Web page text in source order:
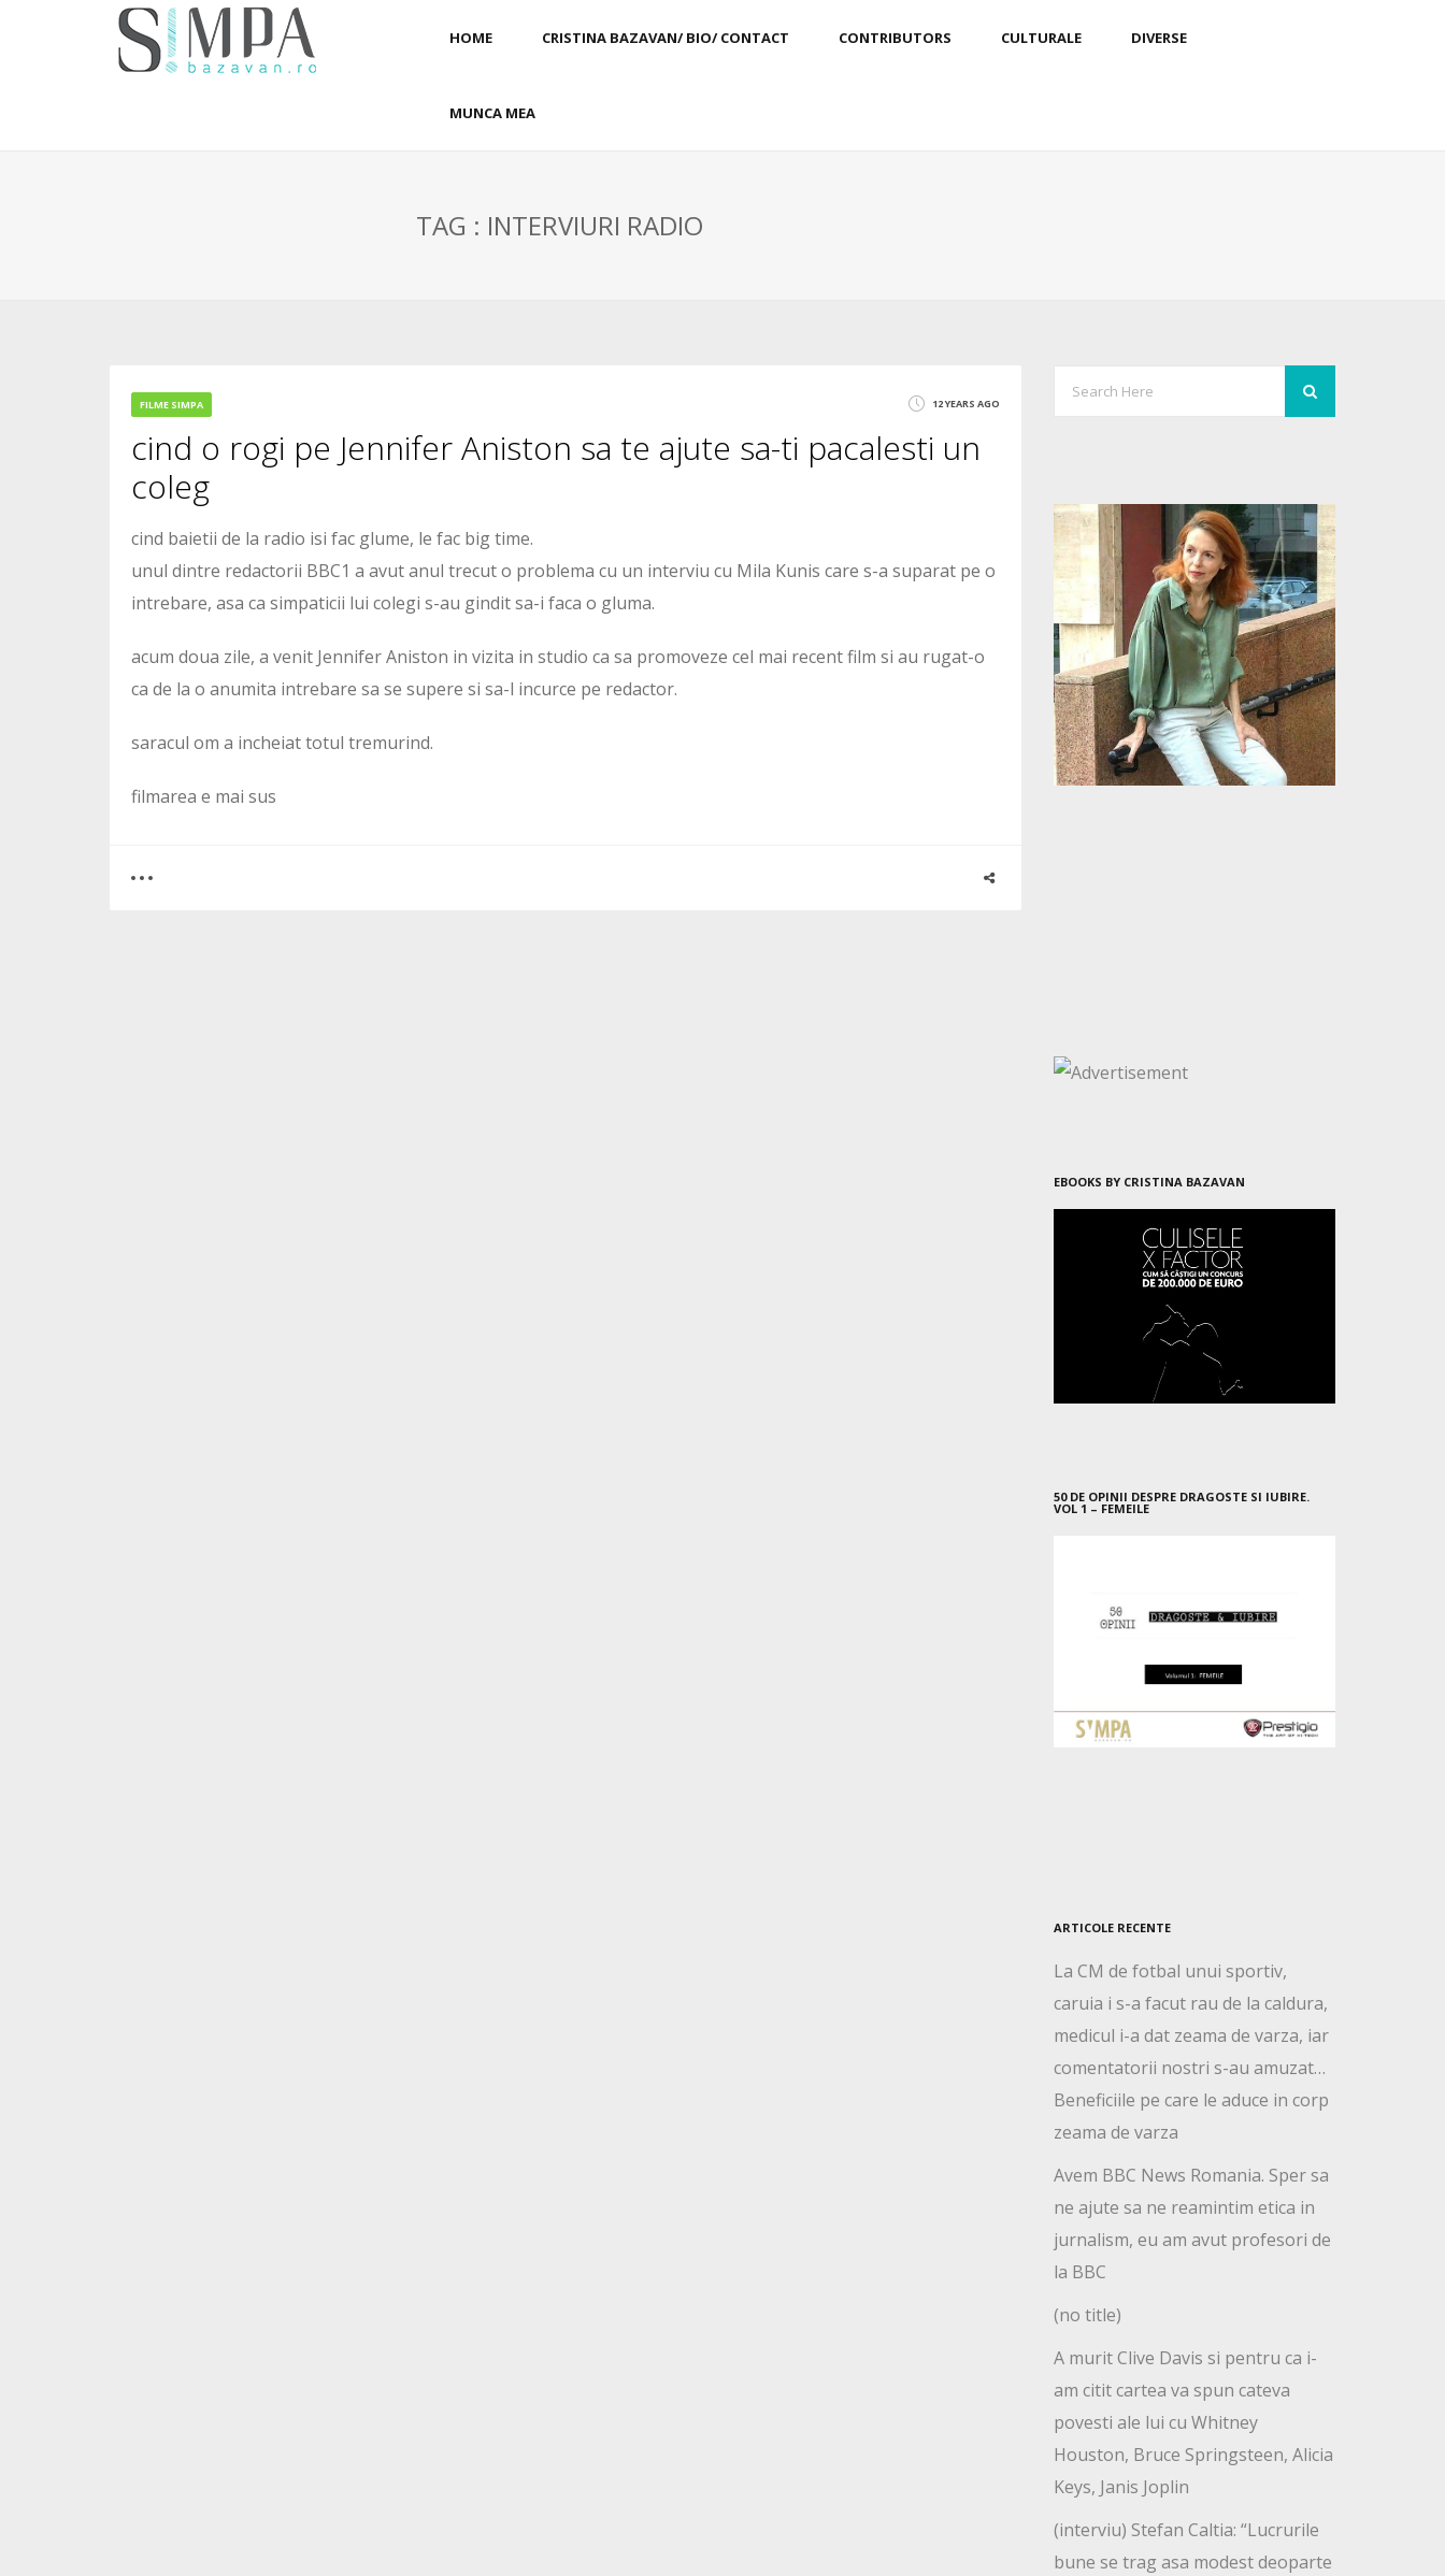
HOME CRISTINA BAZAVAN/ BIO/ CONTACT CONTRIBUTORS CULTURALE DIVERSE
MUNCA MEA
TAG : INTERVIURI RADIO
FILME SIMPA 12 YEARS AGO
cind o rogi pe Jennifer Aniston sa te ajute sa-ti pacalesti un
coleg
cind baietii de la radio isi fac glume, le fac big time.
unul dintre redactorii BBC1 a avut anul trecut o problema cu un interviu cu Mila Kunis care s-a suparat pe o
intrebare, asa ca simpaticii lui colegi s-au gindit sa-i faca o gluma.
acum doua zile, a venit Jennifer Aniston in vizita in studio ca sa promoveze cel mai recent film si au rugat-o
ca de la o anumita intrebare sa se supere si sa-l incurce pe redactor.
saracul om a incheiat totul tremurind.
filmarea e mai sus
EBOOKS BY CRISTINA BAZAVAN
50 DE OPINII DESPRE DRAGOSTE SI IUBIRE.
VOL 1 – FEMEILE
ARTICOLE RECENTE
La CM de fotbal unui sportiv,
caruia i s-a facut rau de la caldura,
medicul i-a dat zeama de varza, iar
comentatorii nostri s-au amuzat…
Beneficiile pe care le aduce in corp
zeama de varza
Avem BBC News Romania. Sper sa
ne ajute sa ne reamintim etica in
jurnalism, eu am avut profesori de
la BBC
(no title)
A murit Clive Davis si pentru ca i-
am citit cartea va spun cateva
povesti ale lui cu Whitney
Houston, Bruce Springsteen, Alicia
Keys, Janis Joplin
(interviu) Stefan Caltia: “Lucrurile
bune se trag asa modest deoparte